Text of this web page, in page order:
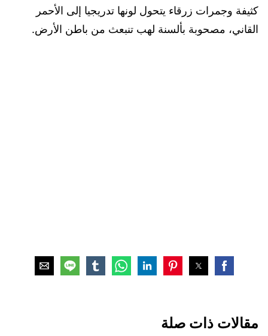
كثيفة وجمرات زرقاء يتحول لونها تدريجيا إلى الأحمر
القاني، مصحوبة بألسنة لهب تنبعث من باطن الأرض.
مقالات ذات صلة